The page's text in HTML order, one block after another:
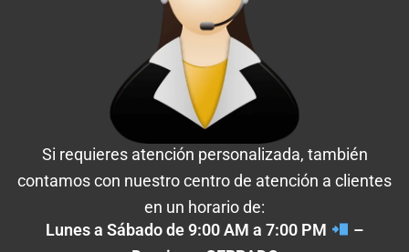
Si requieres atención personalizada, también
contamos con nuestro centro de atención a clientes
en un horario de:
Lunes a Sábado de 9:00 AM a 7:00 PM
–